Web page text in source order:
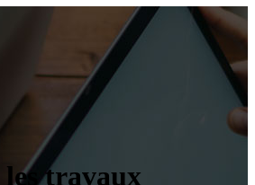
travaux